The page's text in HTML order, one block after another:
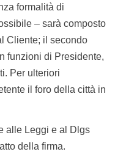
formalità di
– sarà composto
Cliente; il secondo
funzioni di Presidente,
Per ulteriori
il foro della città in
alle Leggi e al Dlgs
della firma.